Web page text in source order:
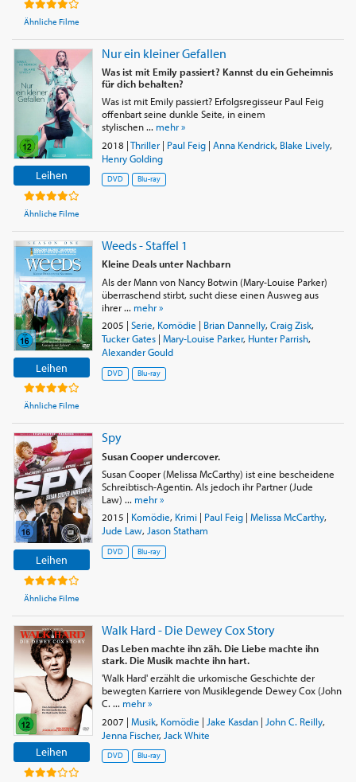
Ähnliche Filme
Leihen
Ähnliche Filme
Nur ein kleiner Gefallen
Was ist mit Emily passiert? Kannst du ein Geheimnis
für dich behalten?
Was ist mit Emily passiert? Erfolgsregisseur Paul Feig
offenbart seine dunkle Seite, in einem
stylischen ... mehr »
2018|Thriller| Paul Feig| Anna Kendrick, Blake Lively,
Henry Golding
DVD Blu-ray
Leihen
Ähnliche Filme
Weeds - Staffel 1
Kleine Deals unter Nachbarn
Als der Mann von Nancy Botwin (Mary-Louise Parker)
überraschend stirbt, sucht diese einen Ausweg aus
ihrer ... mehr »
2005 | Serie, Komödie | Brian Dannelly, Craig Zisk,
Tucker Gates| Mary-Louise Parker, Hunter Parrish,
Alexander Gould
DVD Blu-ray
Leihen
Ähnliche Filme
Spy
Susan Cooper undercover.
Susan Cooper (Melissa McCarthy) ist eine bescheidene
Schreibtisch-Agentin. Als jedoch ihr Partner (Jude
Law) ... mehr »
2015 | Komödie, Krimi| Paul Feig| Melissa McCarthy,
Jude Law, Jason Statham
DVD Blu-ray
Leihen
Walk Hard - Die Dewey Cox Story
Das Leben machte ihn zäh. Die Liebe machte ihn
stark. Die Musik machte ihn hart.
'Walk Hard' erzählt die urkomische Geschichte der
bewegten Karriere von Musiklegende Dewey Cox (John
C. ... mehr »
2007 | Musik, Komödie | Jake Kasdan| John C. Reilly,
Jenna Fischer, Jack White
DVD Blu-ray